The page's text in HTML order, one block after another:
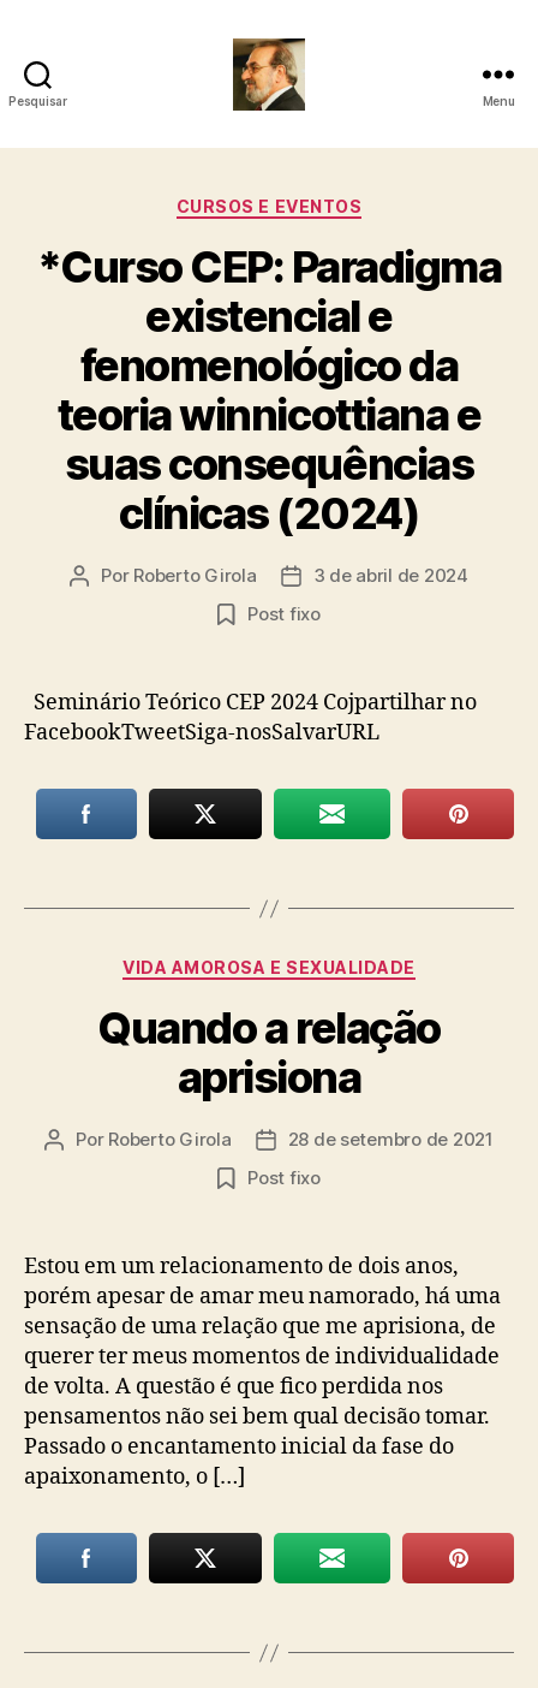
Pesquisar
-
Psicanalista
e
Terapeuta
Familiar
Menu
Categorias
CURSOS E EVENTOS
*Curso CEP: Paradigma
existencial e
fenomenológico da
teoria winnicottiana e
suas consequências
clínicas (2024)
Autor
Por Roberto Girola
Data
de
3 de abril de 2024
Post fixo
Seminário Teórico CEP 2024 Cojpartilhar no
FacebookTweetSiga-nosSalvarURL
Categorias
VIDA AMOROSA E SEXUALIDADE
Quando a relação
aprisiona
Autor
Por Roberto Girola
Data28 de setembro de 2021
Post fixo
Estou em um relacionamento de dois anos,
porém apesar de amar meu namorado, há uma
sensação de uma relação que me aprisiona, de
querer ter meus momentos de individualidade
de volta. A questão é que fico perdida nos
pensamentos não sei bem qual decisão tomar.
Passado o encantamento inicial da fase do
apaixonamento, o […]